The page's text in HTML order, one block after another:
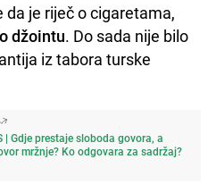
je riječ o cigaretama,
džointu. Do sada nije bilo
iz tabora turske
| Gdje prestaje sloboda govora, a
mržnje? Ko odgovara za sadržaj?